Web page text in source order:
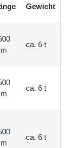
Gewicht
ca. 6 t
ca. 6 t
ca. 6 t